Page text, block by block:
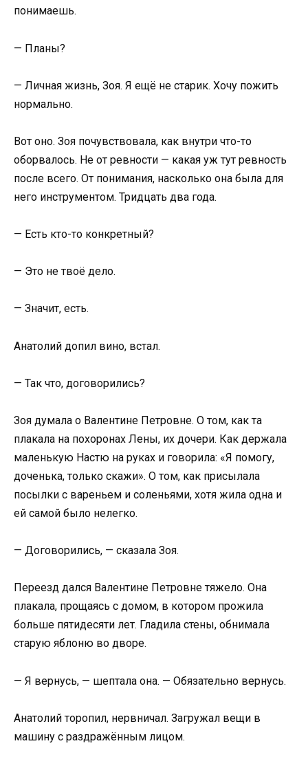
понимаешь.
— Планы?
— Личная жизнь, Зоя. Я ещё не старик. Хочу пожить
нормально.
Вот оно. Зоя почувствовала, как внутри что-то
оборвалось. Не от ревности — какая уж тут ревность
после всего. От понимания, насколько она была для
него инструментом. Тридцать два года.
— Есть кто-то конкретный?
— Это не твоё дело.
— Значит, есть.
Анатолий допил вино, встал.
— Так что, договорились?
Зоя думала о Валентине Петровне. О том, как та
плакала на похоронах Лены, их дочери. Как держала
маленькую Настю на руках и говорила: «Я помогу,
доченька, только скажи». О том, как присылала
посылки с вареньем и соленьями, хотя жила одна и
ей самой было нелегко.
— Договорились, — сказала Зоя.
Переезд дался Валентине Петровне тяжело. Она
плакала, прощаясь с домом, в котором прожила
больше пятидесяти лет. Гладила стены, обнимала
старую яблоню во дворе.
— Я вернусь, — шептала она. — Обязательно вернусь.
Анатолий торопил, нервничал. Загружал вещи в
машину с раздражённым лицом.